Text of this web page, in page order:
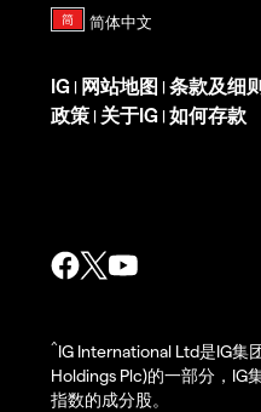
IG | 网站地图 | 条款及细则
政策 | 关于IG | 如何存款
^IG International Ltd是IG集
Holdings Plc)的一部分，IG
指数的成分股。